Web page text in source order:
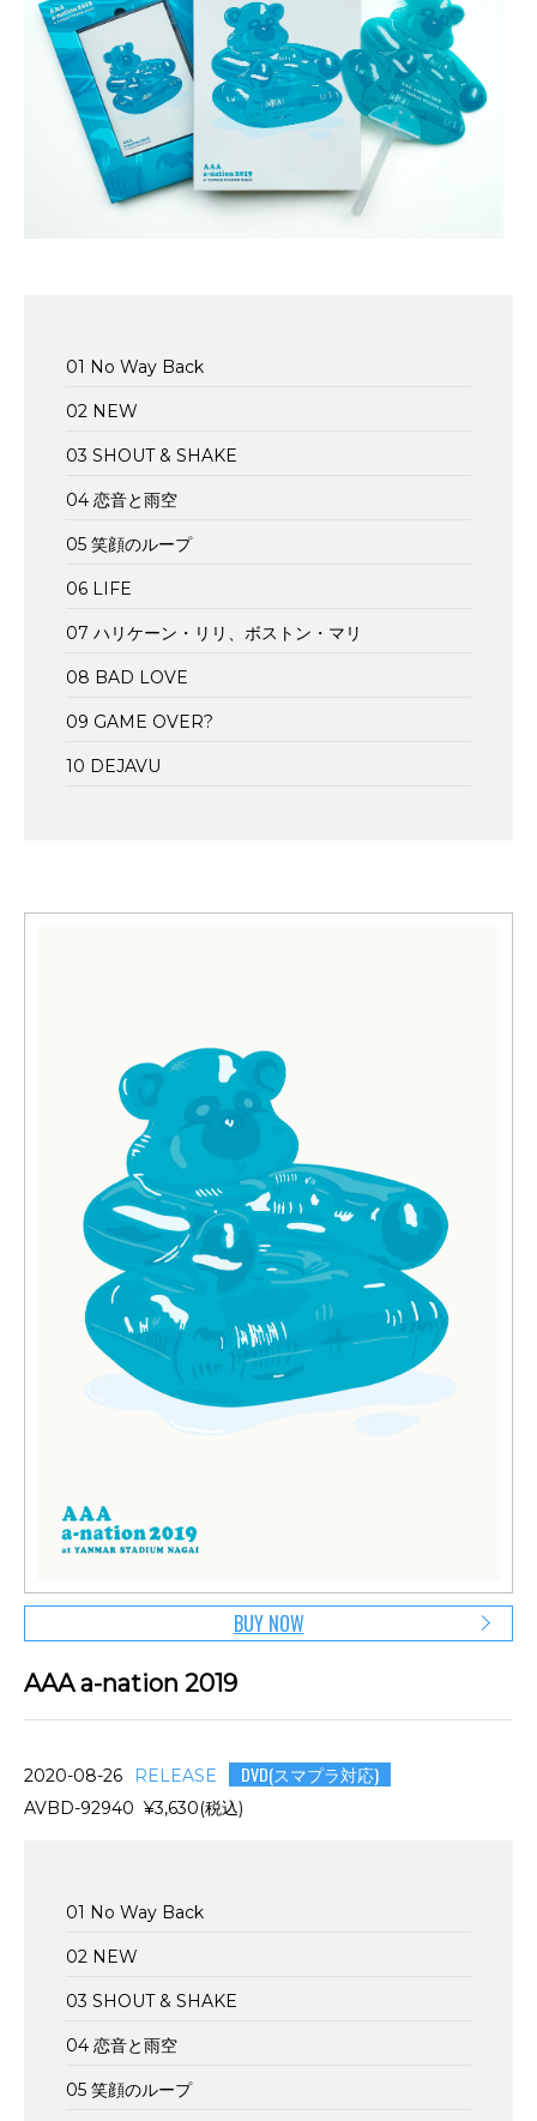
01 No Way Back
02 NEW
03 SHOUT & SHAKE
04 恋音と雨空
05 笑顔のループ
06 LIFE
07 ハリケーン・リリ、ボストン・マリ
08 BAD LOVE
09 GAME OVER?
10 DEJAVU
BUY NOW
AAA a-nation 2019
2020-08-26 RELEASE DVD(スマプラ対応)
AVBD-92940 ¥3,630(税込)
01 No Way Back
02 NEW
03 SHOUT & SHAKE
04 恋音と雨空
05 笑顔のループ